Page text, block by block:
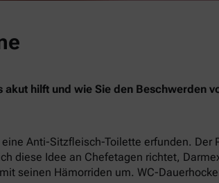
hilft und wie Sie den Beschwerden
Anti-Sitzfleisch-Toilette erfunden.
diese Idee an Chefetagen richtet,
seinen Hämorriden um. WC-